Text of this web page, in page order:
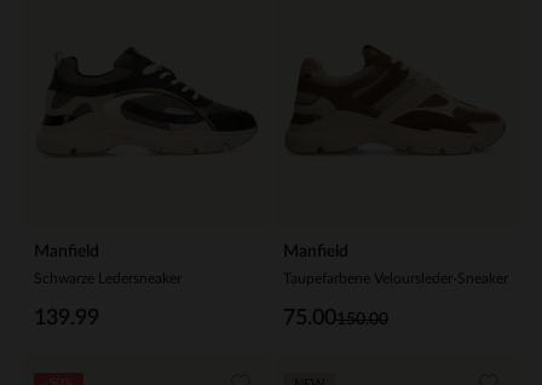
Manfield
Schwarze Ledersneaker
139.99
Manfield
Taupefarbene Veloursleder-Sneaker
150.00
75.00